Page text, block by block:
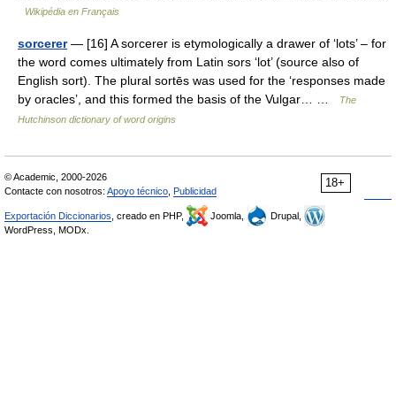
Wikipédia en Français
sorcerer— [16] A sorcerer is etymologically a drawer of ‘lots’ – for
the word comes ultimately from Latin sors ‘lot’ (source also of
English sort). The plural sortēs was used for the ‘responses made
by oracles’, and this formed the basis of the Vulgar… …
The
Hutchinson dictionary of word origins
18+
© Academic, 2000-2026
Contacte con nosotros: Apoyo técnico Publicidad
Exportación Diccionarios , creado en PHP, Joomla,
Drupal,
WordPress, MODx.